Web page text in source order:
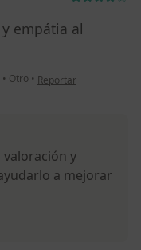
empátia al
• Otro • en opinión del usuario
Reportar
y
a mejorar